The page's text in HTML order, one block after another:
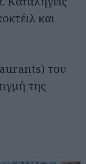
και
του
της